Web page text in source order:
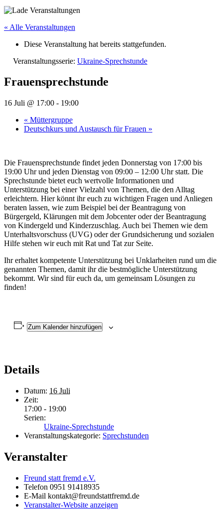
« Alle Veranstaltungen
Diese Veranstaltung hat bereits stattgefunden.
Veranstaltungsserie: Ukraine-Sprechstunde
Frauensprechstunde
16 Juli @ 17:00 - 19:00
« Müttergruppe
Deutschkurs und Austausch für Frauen »
Die Frauensprechstunde findet jeden Donnerstag von 17:00 bis
19:00 Uhr und jeden Dienstag von 09:00 – 12:00 Uhr statt. Die
Sprechstunde bietet euch wertvolle Informationen und
Unterstützung bei einer Vielzahl von Themen, die den Alltag
erleichtern. Hier könnt ihr euch zu wichtigen Fragen und Anliegen
beraten lassen, wie zum Beispiel bei der Beantragung von
Bürgergeld, Klärungen mit dem Jobcenter oder der Beantragung
von Kindergeld und Kinderzuschlag. Auch bei Themen wie dem
Unterhaltsvorschuss (UVG) oder der Grundsicherung und sozialen
Hilfe stehen wir euch mit Rat und Tat zur Seite.
Ihr erhaltet kompetente Unterstützung bei Unklarheiten rund um die
genannten Themen, damit ihr die bestmögliche Unterstützung
bekommt. Wir sind für euch da, um gemeinsam Lösungen zu
finden!
Zum Kalender hinzufügen
Details
Datum: 16 Juli
Zeit:
17:00 - 19:00
Serien:
Ukraine-Sprechstunde
Veranstaltungskategorie: Sprechstunden
Veranstalter
Freund statt fremd e.V.
Telefon 0951 91418935
E-Mail kontakt@freundstattfremd.de
Veranstalter-Website anzeigen